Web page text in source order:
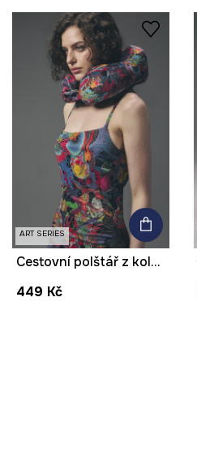
ART SERIES
Cestovní polštář z kolekce Tattoo Art by Tuan Nguyen
449 Kč